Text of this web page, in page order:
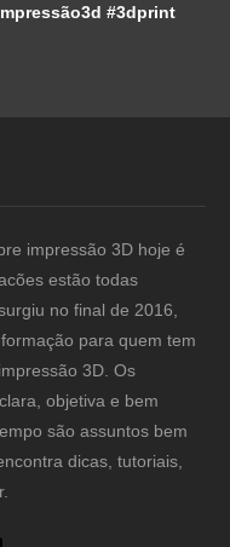
#3dprint
impressão 3D hoje é
estão todas
no final de 2016,
para quem tem
3D. Os
objetiva e bem
são assuntos bem
dicas, tutoriais,